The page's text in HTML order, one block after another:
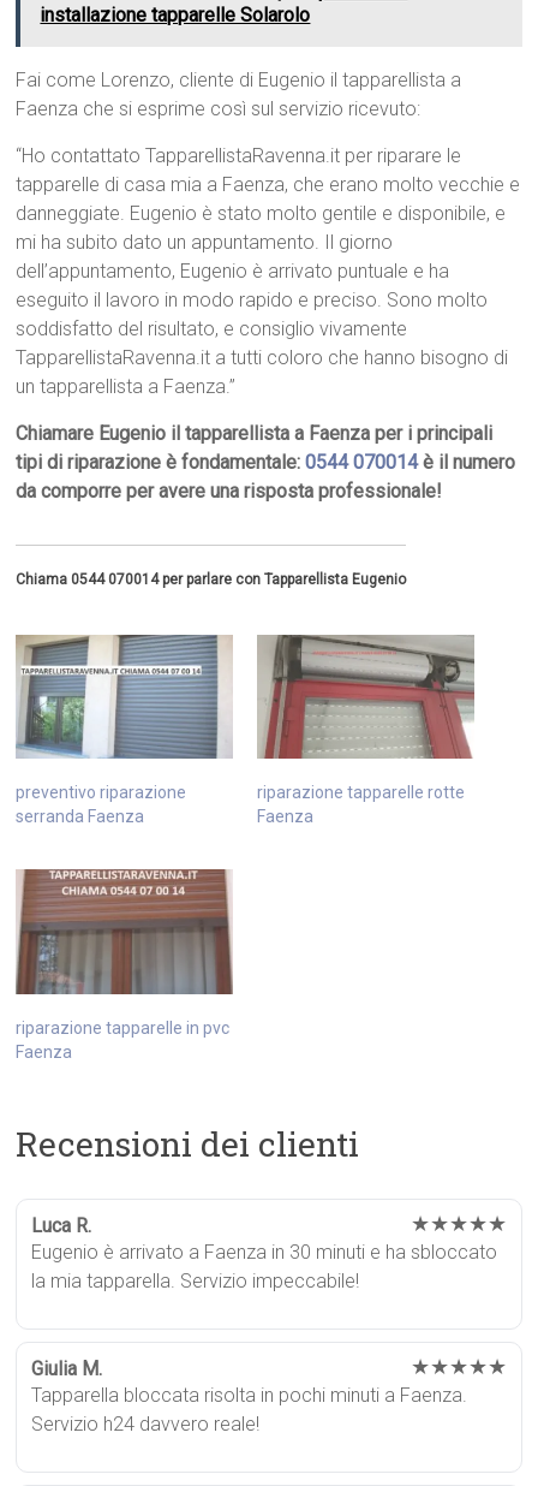
installazione tapparelle Solarolo
Fai come Lorenzo, cliente di Eugenio il tapparellista a
Faenza che si esprime così sul servizio ricevuto:
“Ho contattato TapparellistaRavenna.it per riparare le
tapparelle di casa mia a Faenza, che erano molto vecchie e
danneggiate. Eugenio è stato molto gentile e disponibile, e
mi ha subito dato un appuntamento. Il giorno
dell’appuntamento, Eugenio è arrivato puntuale e ha
eseguito il lavoro in modo rapido e preciso. Sono molto
soddisfatto del risultato, e consiglio vivamente
TapparellistaRavenna.it a tutti coloro che hanno bisogno di
un tapparellista a Faenza.”
Chiamare Eugenio il tapparellista a Faenza per i principali
tipi di riparazione è fondamentale:0544 070014è il numero
da comporre per avere una risposta professionale!
Chiama 0544 070014 per parlare con Tapparellista Eugenio
preventivo riparazione
serranda Faenza
riparazione tapparelle rotte
Faenza
riparazione tapparelle in pvc
Faenza
Recensioni dei clienti
Luca R. ★★★★★
Eugenio è arrivato a Faenza in 30 minuti e ha sbloccato
la mia tapparella. Servizio impeccabile!
Giulia M. ★★★★★
Tapparella bloccata risolta in pochi minuti a Faenza.
Servizio h24 davvero reale!